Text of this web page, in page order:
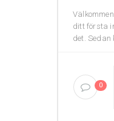
ditt första
det.
0